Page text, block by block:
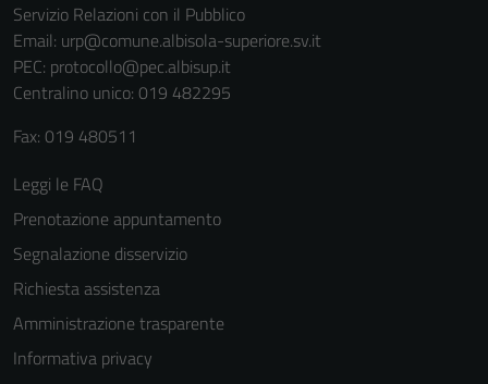
Servizio Relazioni con il Pubblico
Email: urp@comune.albisola-superiore.sv.it
PEC: protocollo@pec.albisup.it
Centralino unico: 019 482295
Fax: 019 480511
Leggi le FAQ
Prenotazione appuntamento
Segnalazione disservizio
Richiesta assistenza
Amministrazione trasparente
Informativa privacy